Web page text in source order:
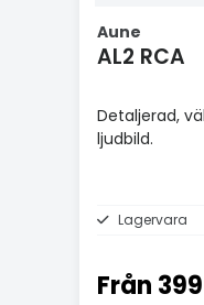
Aune
AL2 RCA
Detaljerad,
ljudbild.
Lagervara
Från